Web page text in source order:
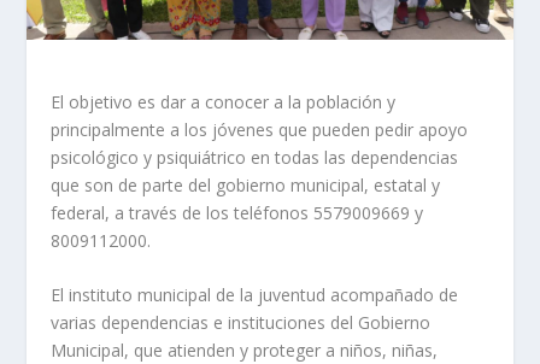
El objetivo es dar a conocer a la población y
principalmente a los jóvenes que pueden pedir apoyo
psicológico y psiquiátrico en todas las dependencias
que son de parte del gobierno municipal, estatal y
federal, a través de los teléfonos 5579009669 y
8009112000.
El instituto municipal de la juventud acompañado de
varias dependencias e instituciones del Gobierno
Municipal, que atienden y proteger a niños, niñas,